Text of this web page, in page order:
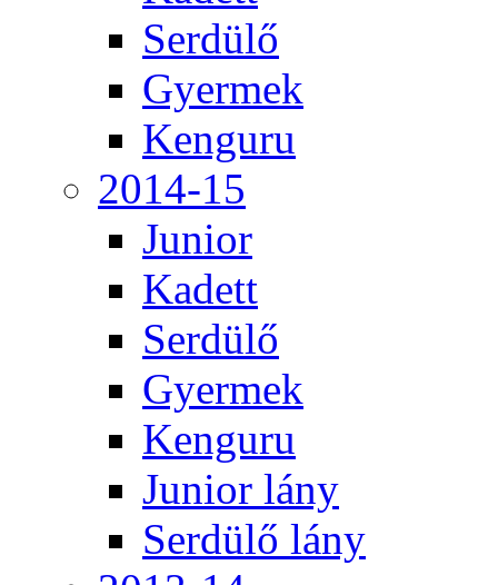
Serdülő
Gyermek
Kenguru
2014-15
Junior
Kadett
Serdülő
Gyermek
Kenguru
Junior lány
Serdülő lány